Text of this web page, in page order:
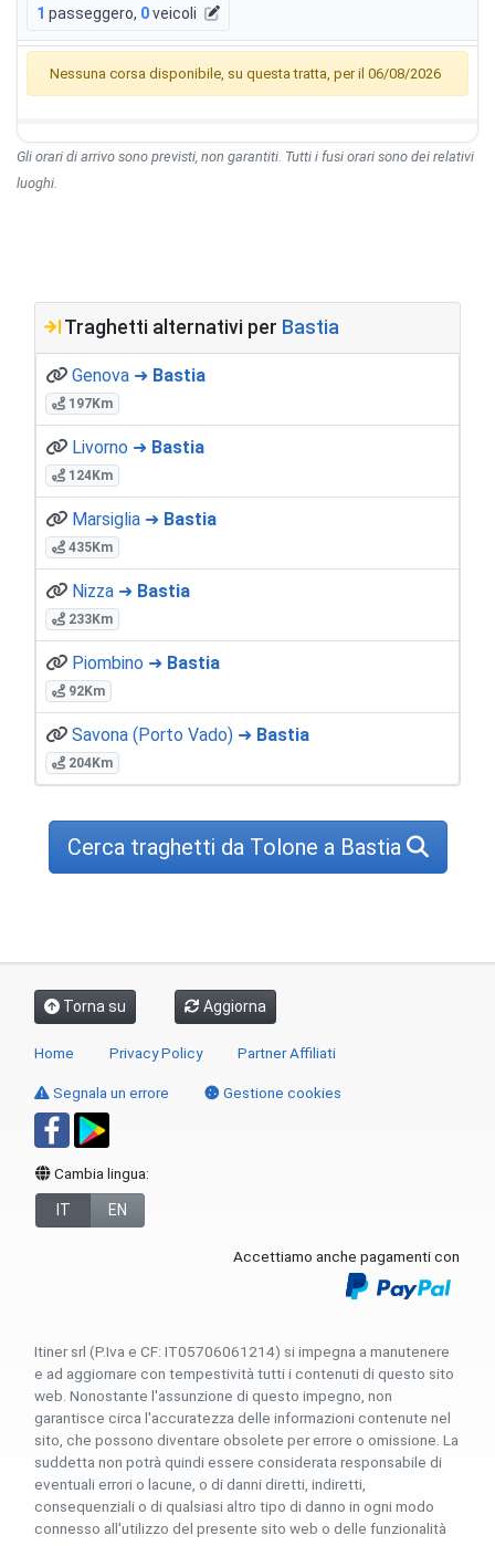
1 passeggero, 0veicoli
Nessuna corsa disponibile, su questa tratta, per il 06/08/2026
Gli orari di arrivo sono previsti, non garantiti. Tutti i fusi orari sono dei relativi
luoghi.
Traghetti alternativi per Bastia
Genova ➜ Bastia
197Km
Livorno ➜ Bastia
124Km
Marsiglia ➜ Bastia
435Km
Nizza ➜ Bastia
233Km
Piombino ➜ Bastia
92Km
Savona (Porto Vado) ➜ Bastia
204Km
Cerca traghetti da Tolone a Bastia
Torna su Aggiorna
Home Privacy Policy Partner Affiliati
Segnala un errore Gestione cookies
Cambia lingua:
IT EN
Accettiamo anche pagamenti con
Itiner srl (P.Iva e CF: IT05706061214) si impegna a manutenere
e ad aggiornare con tempestività tutti i contenuti di questo sito
web. Nonostante l'assunzione di questo impegno, non
garantisce circa l'accuratezza delle informazioni contenute nel
sito, che possono diventare obsolete per errore o omissione. La
suddetta non potrà quindi essere considerata responsabile di
eventuali errori o lacune, o di danni diretti, indiretti,
consequenziali o di qualsiasi altro tipo di danno in ogni modo
connesso all'utilizzo del presente sito web o delle funzionalità